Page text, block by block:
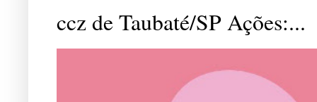
ccz de Taubaté/SP Ações:...